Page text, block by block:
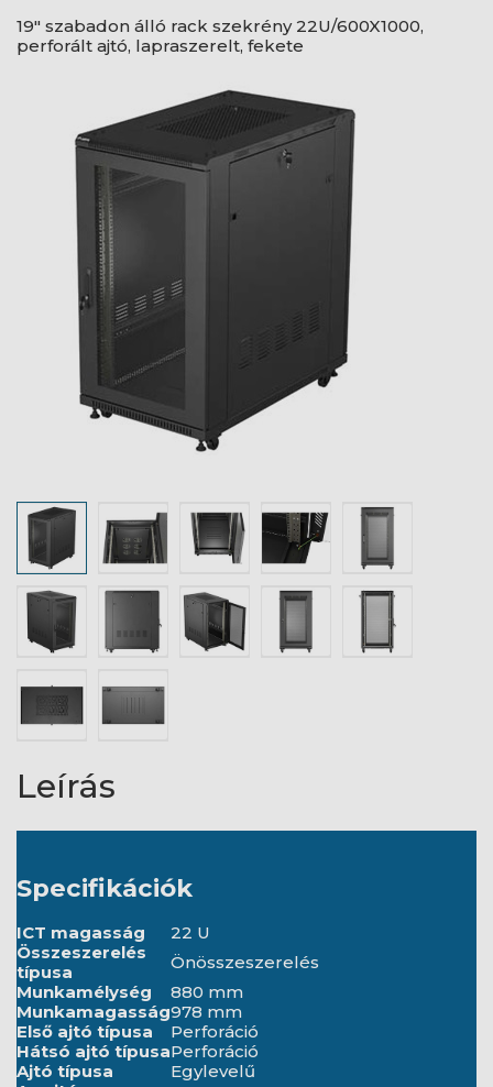
19" szabadon álló rack szekrény 22U/600X1000,
perforált ajtó, lapraszerelt, fekete
Leírás
Specifikációk
ICT magasság
22 U
Összeszerelés
típusa
Önösszeszerelés
Munkamélység
880 mm
Munkamagasság978 mm
Első ajtó típusa
Perforáció
Hátsó ajtó típusaPerforáció
Ajtó típusa
Egylevelű